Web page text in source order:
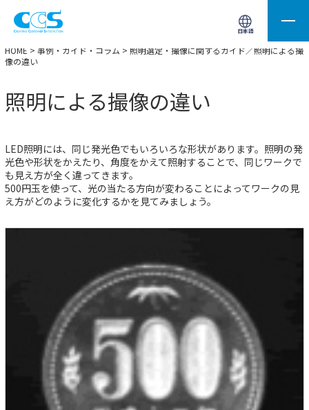
日本語
画像処理用の製品検索 サイト内検索(Enterで実行)
HOME > 事例・ガイド・コラム > 照明選定・撮像に関するガイド／照明による撮
像の違い
照明による撮像の違い
LED照明には、同じ発光色でもいろいろな形状があります。照明の発
光色や形状をかえたり、角度をかえて照射することで、同じワークで
も見え方が全く違ってきます。
500円玉を使って、光の当たる方向が変わることによってワークの見
え方がどのように変化するかを見てみましょう。